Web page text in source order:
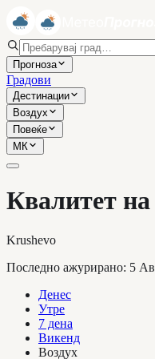
Прогноза
Градови
Дестинации
Воздух
Повеќе
МК
Квалитет
Krushevo
Последно ажурирано: 5
Денес
Утре
7 дена
Викенд
Воздух